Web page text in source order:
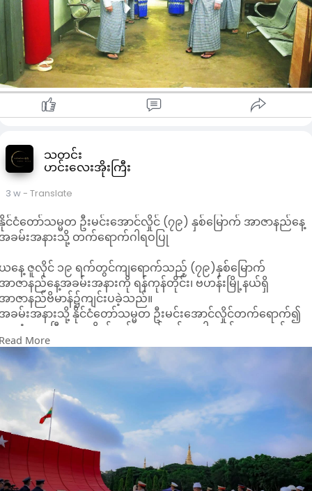
စ်ဆေးခဲ့ခြင်း ဖြစ်ကြောင်း သိရသည်။
နောက် အလုံမြို့နယ်ရှိ ပင်မဆေးသိုလှောင်ရေးဌာနသို့ ရောက်ရှိပြီး
ေးဝါးများ စနစ်တကျသိုလှောင်ထားရှိမှုနှင့် အဆိုပါဝင်းအတွင်းရှိ
ဆောက်အအုံများ ပြင်ဆင်ထိန်းသိမ်းနေမှုများကို ကြည့်ရှုစစ်ဆေး
ြီး အလုပ်ရှင်၊ အလုပ်သမားများ၏ အဓိကလိုအပ်ချက်ဖြစ်သော
ောင်းမွန်သည့် ဆေးကုသမှုဝန်ဆောင်မှုကို ပေးအပ်နိုင်ရန်အတွက်
အပ်သောဆေးဝါးများ ပြတ်လပ်မှုမရှိစေရေး၊ အလေအလွင့်မရှိ
ေရေး အစဉ်တစိုက်ဆောင်ရွက်ရန် လိုအပ်ကြောင်း ပြည်ထောင်စု
သတင်း
ဟင်းလေးအိုးကြီး
3 w- Translate
င်ငံတော်သမ္မတ ဦးမင်းအောင်လှိုင် (၇၉) နှစ်မြောက် အာဇာနည်နေ့
ခမ်းအနားသို့ တက်ရောက်ဂါရဝပြု
နေ့ ဇူလိုင် ၁၉ ရက်တွင်ကျရောက်သည့် (၇၉)နှစ်မြောက်
ာဇာနည်နေ့အခမ်းအနားကို ရန်ကုန်တိုင်း၊ ဗဟန်းမြို့နယ်ရှိ
ာဇာနည်ဗိမာန်၌ကျင်းပခဲ့သည်။
ခမ်းအနားသို့ နိုင်ငံတော်သမ္မတ ဦးမင်းအောင်လှိုင်တက်ရောက်၍
ျဆုံးလေပြီးသော ဗိုလ်ချုပ်အောင်ဆန်းအပါအဝင် အာဇာနည်
ေါင်းဆောင်ကြီးများအား လွမ်းသူ့ပန်းခွေချကာ ဂုဏ်ပြုအလေးပြု
ြီးနောက် အာဇာနည်ခေါင်းဆောင်ကြီးများအား မေတ္တာပို့အမျှဝေ
ည့်အနေဖြင့် (၂) မိနစ်ငြိမ်သက်ခဲ့ကြသည်။
င်ငံတော်သမ္မတ ဦးမင်းအောင်လှိုင်နှင့်အတူ ပြည်သူ့ လွှတ်တော်
က္ကဋ္ဌ ဦးခင်ရီ၊ အမျိုးသားလွှတ်တော်ဥက္ကဋ္ဌ ဦးအောင်လင်းဒွေး၊
ပ်မတော်ကာကွယ်ရေးဦးစီးချုပ် ဗိုလ်ချုပ်ကြီးရဲဝင်းဦး၊
ြည်ထောင်စုတရားသူကြီးချုပ်ဦးသာဌေး၊ ဟိုတယ်၊ ခရီးသွားလာ
ေးနှင့် ယဉ်ကျေးမှုဝန်ကြီးဌာန ပြည်ထောင်စုဝန်ကြီးဦးမောင်မြင့်နှင့်
ာဝန်ရှိသူများကလည်း ကျဆုံးလေပြီးသော အာဇာနည်
ေါင်းဆောင်ကြီးများကို ဂုဏ်ပြုအလေးပြုခဲ့ကြသည်။
More